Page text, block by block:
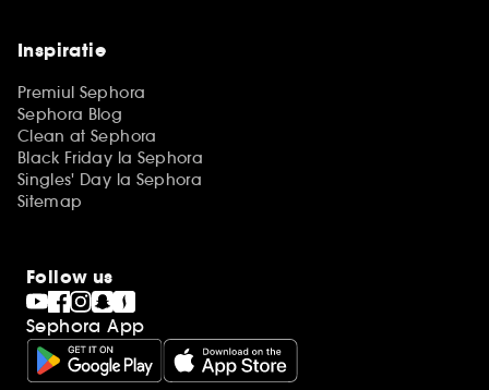
Inspiratie
Premiul Sephora
Sephora Blog
Clean at Sephora
Black Friday la Sephora
Singles' Day la Sephora
Sitemap
Follow us
Sephora App